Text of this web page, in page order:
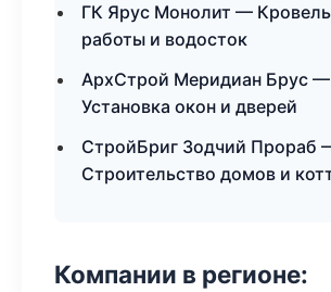
ГК Ярус Монолит —
работы и водосток
АрхСтрой Меридиан Брус —
Установка окон и дверей
СтройБриг Зодчий Прораб
Строительство домов и
Компании в регионе: